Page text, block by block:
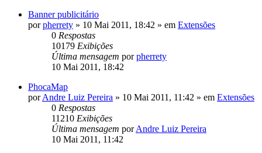
Banner publicitário
porpherrety » 10 Mai 2011, 18:42 » em Extensões
0 Respostas
10179 Exibições
Última mensagem porpherrety
10 Mai 2011, 18:42
PhocaMap
porAndre Luiz Pereira » 10 Mai 2011, 11:42 » em Extensões
0 Respostas
11210 Exibições
Última mensagem porAndre Luiz Pereira
10 Mai 2011, 11:42